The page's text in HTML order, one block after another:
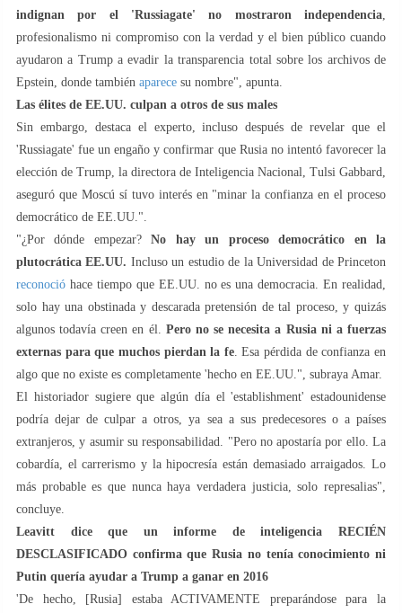
indignan por el 'Russiagate' no mostraron independencia
profesionalismo ni compromiso con la verdad y el bien público cuando
ayudaron a Trump a evadir la transparencia total sobre los archivos de
Epstein, donde también aparece su nombre", apunta.
Las élites de EE.UU. culpan a otros de sus males
Sin embargo, destaca el experto, incluso después de revelar que el
'Russiagate' fue un engaño y confirmar que Rusia no intentó favorecer la
elección de Trump, la directora de Inteligencia Nacional, Tulsi Gabbard,
aseguró que Moscú sí tuvo interés en "minar la confianza en el proceso
democrático de EE.UU.".
"¿Por dónde empezar?No hay un proceso democrático en la
plutocrática EE.UU. Incluso un estudio de la Universidad de Princeton
reconoció hace tiempo que EE.UU. no es una democracia. En realidad,
solo hay una obstinada y descarada pretensión de tal proceso, y quizás
algunos todavía creen en él. Pero no se necesita a Rusia ni a fuerzas
externas para que muchos pierdan la fe. Esa pérdida de confianza en
algo que no existe es completamente 'hecho en EE.UU.", subraya Amar.
El historiador sugiere que algún día el 'establishment' estadounidense
podría dejar de culpar a otros, ya sea a sus predecesores o a países
extranjeros, y asumir su responsabilidad. "Pero no apostaría por ello. La
cobardía, el carrerismo y la hipocresía están demasiado arraigados. Lo
más probable es que nunca haya verdadera justicia, solo represalias",
concluye.
Leavitt dice que un informe de inteligencia RECIÉN
DESCLASIFICADO confirma que Rusia no tenía conocimiento ni
Putin quería ayudar a Trump a ganar en 2016
'De hecho, [Rusia] estaba ACTIVAMENTE preparándose para la